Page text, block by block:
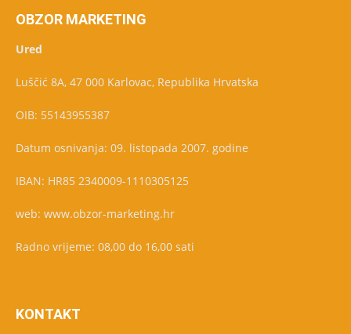
OBZOR MARKETING
Ured
Luščić 8A, 47 000 Karlovac, Republika Hrvatska
OIB: 55143955387
Datum osnivanja: 09. listopada 2007. godine
IBAN: HR85 2340009-1110305125
web: www.obzor-marketing.hr
Radno vrijeme: 08,00 do 16,00 sati
KONTAKT